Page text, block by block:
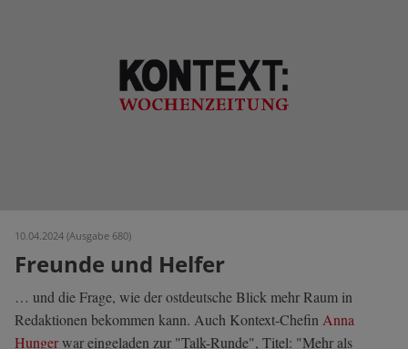
10.04.2024 (Ausgabe 680)
Freunde und Helfer
… und die Frage, wie der ostdeutsche Blick mehr Raum in
Redaktionen bekommen kann. Auch Kontext-ChefinAnna
Hungerwar eingeladen zur "Talk-Runde", Titel: "Mehr als